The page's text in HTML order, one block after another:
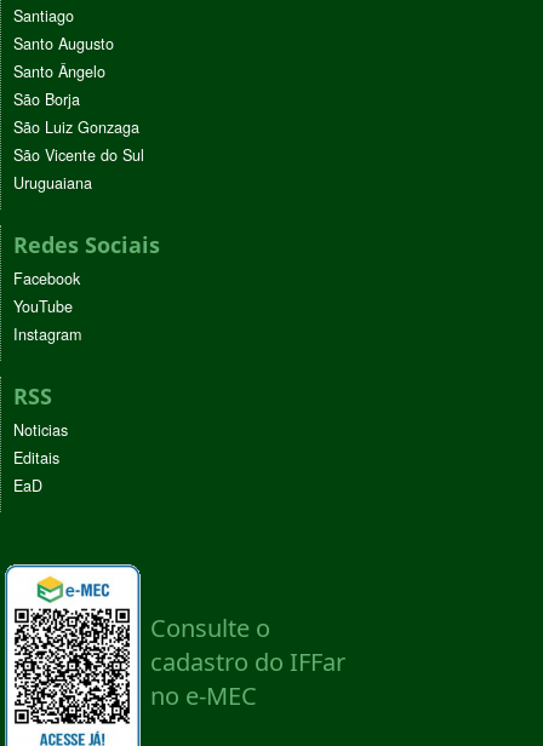
Santiago
Santo Augusto
Santo Ângelo
São Borja
São Luiz Gonzaga
São Vicente do Sul
Uruguaiana
Redes Sociais
Facebook
YouTube
Instagram
RSS
Noticias
Editais
EaD